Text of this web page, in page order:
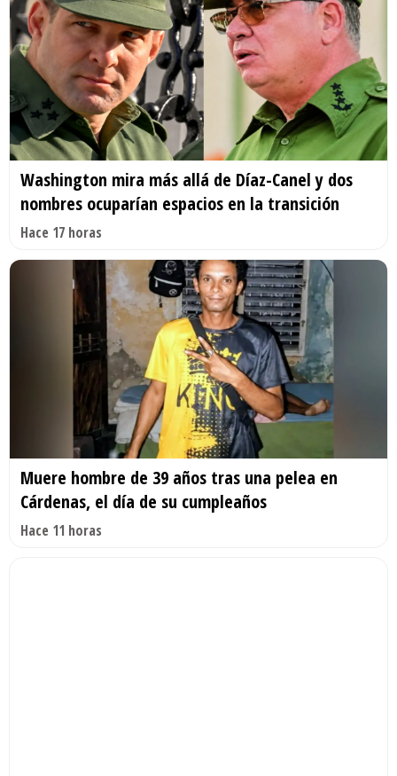
Washington mira más allá de Díaz-Canel y dos
nombres ocuparían espacios en la transición
Hace 17 horas
Muere hombre de 39 años tras una pelea en
Cárdenas, el día de su cumpleaños
Hace 11 horas